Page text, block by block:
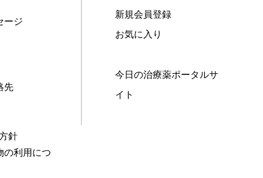
ージ
先
針
の利用につ
新規会員登録
お気に入り
今日の治療薬ポータルサ
イト